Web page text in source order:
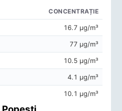
CONCENTRAȚIE
16.7 μg/m³
77 μg/m³
10.5 μg/m³
4.1 μg/m³
10.1 μg/m³